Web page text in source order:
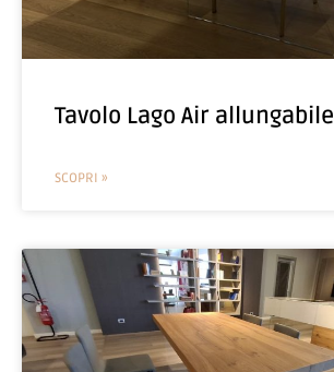
Tavolo Lago Air allungabile
SCOPRI »